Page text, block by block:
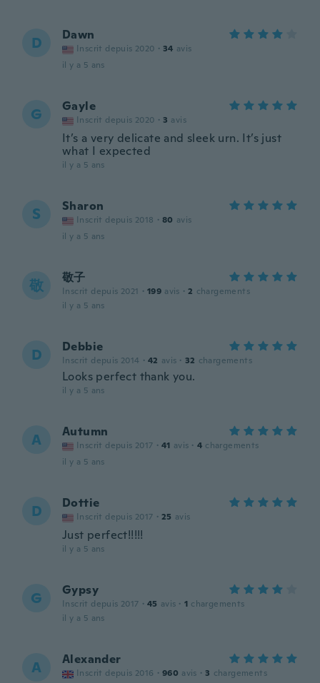
D Dawn
Inscrit depuis 2020 · 34 avis
il y a 5 ans
G Gayle
Inscrit depuis 2020 · 3 avis
It’s a very delicate and sleek urn. It’s just
what I expected
il y a 5 ans
S Sharon
Inscrit depuis 2018 · 80 avis
il y a 5 ans
敬 敬子
Inscrit depuis 2021 · 199 avis · 2 chargements
il y a 5 ans
D Debbie
Inscrit depuis 2014 · 42 avis · 32 chargements
Looks perfect thank you.
il y a 5 ans
A Autumn
Inscrit depuis 2017 · 41 avis · 4 chargements
il y a 5 ans
D Dottie
Inscrit depuis 2017 · 25 avis
Just perfect!!!!!
il y a 5 ans
G Gypsy
Inscrit depuis 2017 · 45 avis · 1 chargements
il y a 5 ans
A Alexander
Inscrit depuis 2016 · 960 avis · 3 chargements